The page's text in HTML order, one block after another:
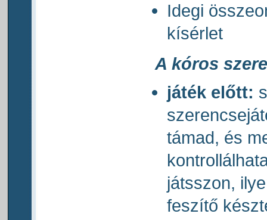
Idegi
kísérlet
A kóros
játék előtt:
támad, és
játsszon,
feszítő